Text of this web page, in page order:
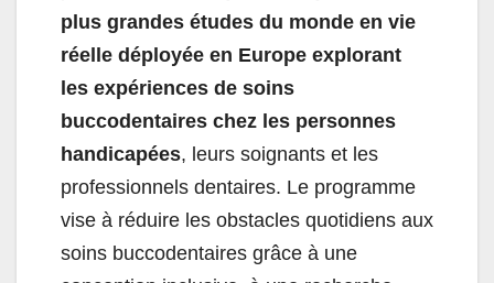
plus grandes études du monde en vie
réelle déployée en Europe explorant
les expériences de soins
buccodentaires chez les personnes
handicapées, leurs soignants et les
professionnels dentaires. Le programme
vise à réduire les obstacles quotidiens aux
soins buccodentaires grâce à une